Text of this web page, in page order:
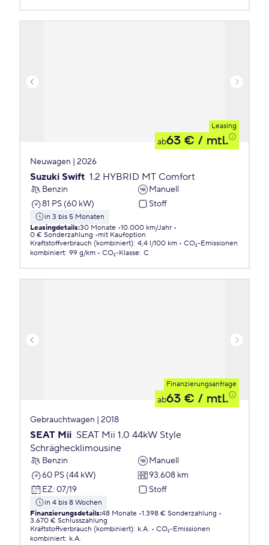
Leasing
ab63 € / mtl.
Neuwagen | 2026
Suzuki Swift 1.2 HYBRID MT Comfort
Benzin
Manuell
81 PS (60 kW)
Stoff
in 3 bis 5 Monaten
Leasingdetails:30 Monate 10.000 km/Jahr
0 € Sonderzahlung
mit Kaufoption
Kraftstoffverbrauch (kombiniert): 4,4 l/100 km
CO₂-Emissionen
kombiniert: 99 g/km CO₂-Klasse: C
Finanzierungsanfrage
ab63 € / mtl.
Gebrauchtwagen | 2018
SEAT Mii SEAT Mii 1.0 44kW Style
Schräghecklimousine
Benzin
Manuell
60 PS (44 kW)
93.608 km
EZ: 07/19 Stoff
in 4 bis 8 Wochen
Finanzierungsdetails:48 Monate 1.398 € Sonderzahlung
3.670 € Schlusszahlung
Kraftstoffverbrauch (kombiniert): k.A.
CO₂-Emissionen
kombiniert: k.A.